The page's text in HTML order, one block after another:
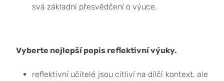
svá základní přesvědčení o výuce.
Vyberte nejlepší popis reflektivní výuky.
reflektivní učitelé jsou citliví na dílčí kontext, ale